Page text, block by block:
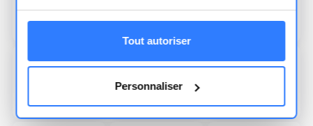
Tout autoriser
Personnaliser